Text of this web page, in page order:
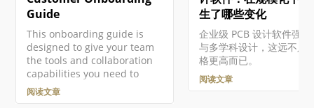
的Altium Account 。如果您的
参阅 使用视图 页面。 样
Board Line 使用下拉列
用于渲染视图边框/轮廓的
和线型…
Guide
This onboarding guide is
designed to give your team
the tools and collaboration
capabilities you need to
modernize your electronics
design workflow.
阅读文章
生了哪些变化
企业级 PCB 设计软件强
与多学科设计，这远不只
格更高而已。
阅读文章